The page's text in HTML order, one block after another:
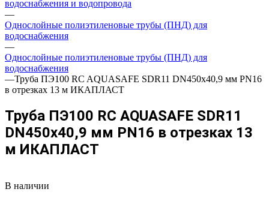
водоснабжения и водопровода
—
Однослойные полиэтиленовые трубы (ПНД) для
водоснабжения
—
Однослойные полиэтиленовые трубы (ПНД) для
водоснабжения
—Труба ПЭ100 RC AQUASAFE SDR11 DN450х40,9 мм PN16
в отрезках 13 м ИКАПЛАСТ
Труба ПЭ100 RC AQUASAFE SDR11
DN450х40,9 мм PN16 в отрезках 13
м ИКАПЛАСТ
В наличии